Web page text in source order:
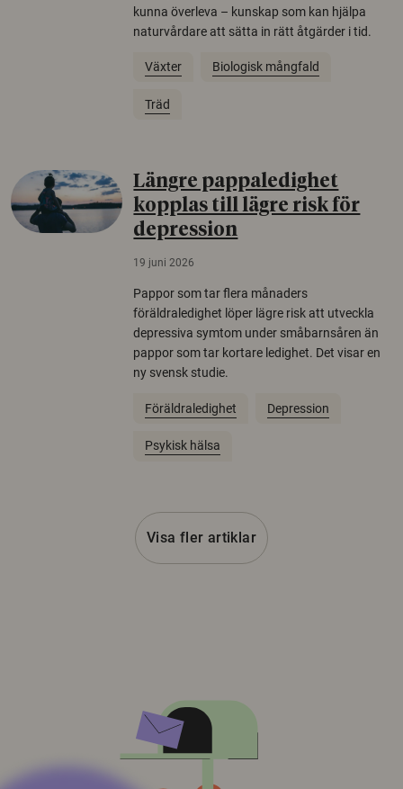
kunna överleva – kunskap som kan hjälpa
naturvårdare att sätta in rätt åtgärder i tid.
Växter Biologisk mångfald
Träd
Längre pappaledighet
kopplas till lägre risk för
depression
19 juni 2026
Pappor som tar flera månaders
föräldraledighet löper lägre risk att utveckla
depressiva symtom under småbarnsåren än
pappor som tar kortare ledighet. Det visar en
ny svensk studie.
Föräldraledighet Depression
Psykisk hälsa
Visa fler artiklar